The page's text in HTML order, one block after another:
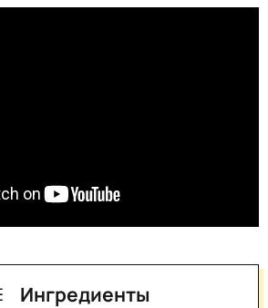
Ингредиенты